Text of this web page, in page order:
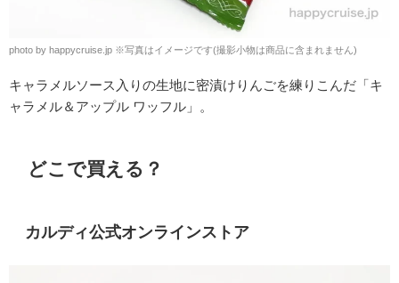
photo by happycruise.jp ※写真はイメージです(撮影小物は商品に含まれません)
キャラメルソース入りの生地に密漬けりんごを練りこんだ「キ
ャラメル＆アップル ワッフル」。
どこで買える？
カルディ公式オンラインストア